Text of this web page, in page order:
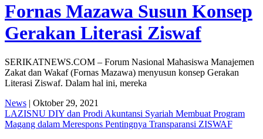
Fornas Mazawa Susun Konsep
Gerakan Literasi Ziswaf
SERIKATNEWS.COM – Forum Nasional Mahasiswa Manajemen
Zakat dan Wakaf (Fornas Mazawa) menyusun konsep Gerakan
Literasi Ziswaf. Dalam hal ini, mereka
News | Oktober 29, 2021
LAZISNU DIY dan Prodi Akuntansi Syariah Membuat Program
Magang dalam Merespons Pentingnya Transparansi ZISWAF